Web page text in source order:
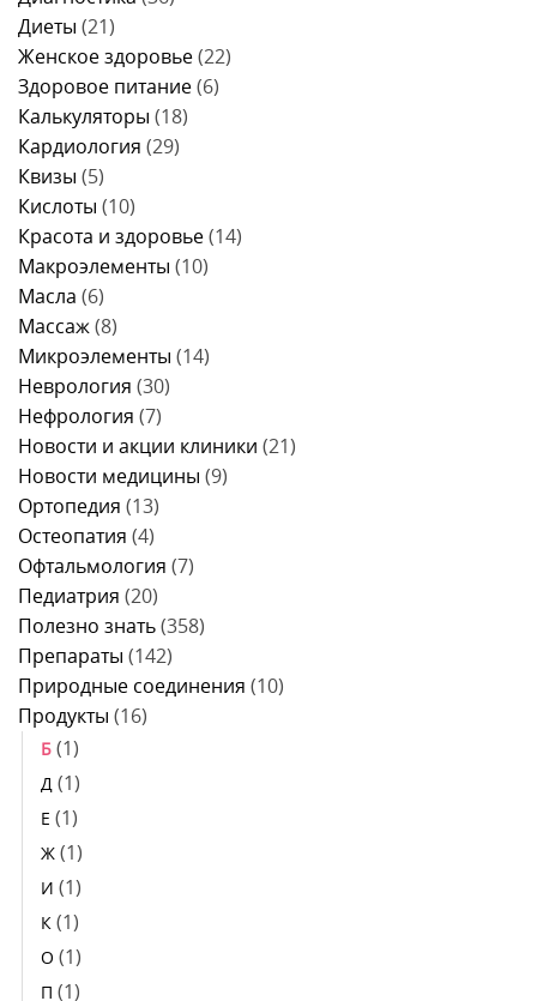
Диеты (21)
Женское здоровье(22)
Здоровое питание(6)
Калькуляторы (18)
Кардиология (29)
Квизы (5)
Кислоты (10)
Красота и здоровье(14)
Макроэлементы (10)
Масла (6)
Массаж(8)
Микроэлементы (14)
Неврология (30)
Нефрология (7)
Новости и акции клиники (21)
Новости медицины (9)
Ортопедия (13)
Остеопатия (4)
Офтальмология (7)
Педиатрия (20)
Полезно знать(358)
Препараты (142)
Природные соединения (10)
Продукты (16)
Б (1)
Д (1)
Е (1)
Ж (1)
И (1)
К (1)
О (1)
П (1)